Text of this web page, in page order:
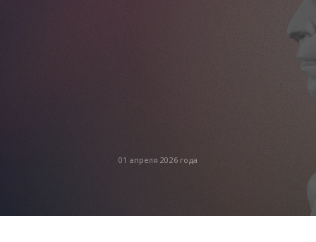
01 апреля 2026 года